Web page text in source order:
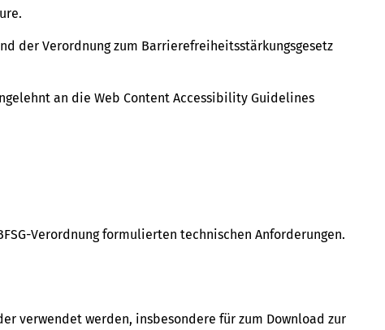
der Verordnung zum Barrierefreiheitsstärkungsgesetz
an die Web Content Accessibility Guidelines
Verordnung formulierten technischen Anforderungen.
verwendet werden, insbesondere für zum Download zur